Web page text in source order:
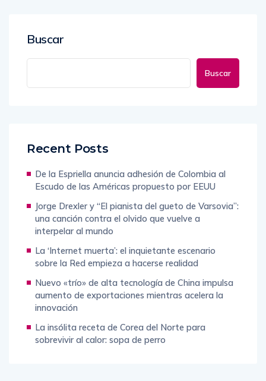
Buscar
Buscar
Recent Posts
De la Espriella anuncia adhesión de Colombia al
Escudo de las Américas propuesto por EEUU
Jorge Drexler y “El pianista del gueto de Varsovia”:
una canción contra el olvido que vuelve a
interpelar al mundo
La ‘Internet muerta’: el inquietante escenario
sobre la Red empieza a hacerse realidad
Nuevo «trío» de alta tecnología de China impulsa
aumento de exportaciones mientras acelera la
innovación
La insólita receta de Corea del Norte para
sobrevivir al calor: sopa de perro